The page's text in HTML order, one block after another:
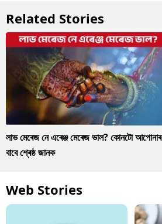
Related Stories
লাভ মেৰেজ নে এৰেঞ্জ মেৰেজ ভাল? কোনটো আপোনাৰ
বাবে শ্ৰেষ্ঠ জানক
Web Stories